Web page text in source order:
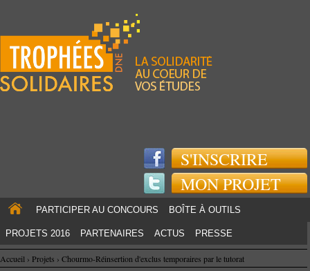
S'INSCRIRE
MON PROJET
PARTICIPER AU CONCOURS BOÎTE À OUTILS
PROJETS 2016 PARTENAIRES ACTUS PRESSE
Accueil › Projets › Chourmo-Réinsertion d'exclus temporaires par le tutorat